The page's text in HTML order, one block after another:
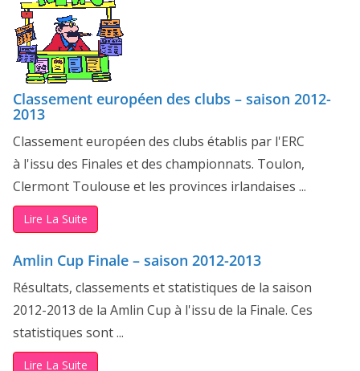
Classement européen des clubs – saison 2012-
2013
Classement européen des clubs établis par l'ERC
à l'issu des Finales et des championnats. Toulon,
Clermont Toulouse et les provinces irlandaises ...
Lire La Suite
Amlin Cup Finale – saison 2012-2013
Résultats, classements et statistiques de la saison
2012-2013 de la Amlin Cup à l'issu de la Finale. Ces
statistiques sont ...
Lire La Suite